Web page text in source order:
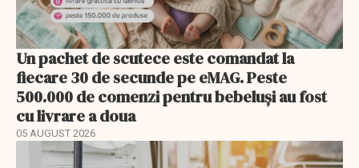
Un pachet de scutece este comandat la
fiecare 30 de secunde pe eMAG. Peste
500.000 de comenzi pentru bebeluși au fost
cu livrare a doua
05 AUGUST 2026